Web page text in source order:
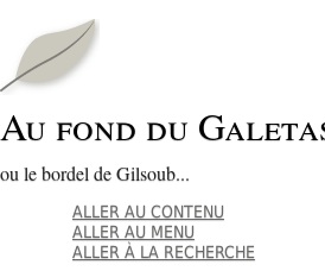
Au fond du
ou le bordel de Gilsoub...
ALLER AU CONTENU
ALLER AU MENU
ALLER À LA RECHERCHE